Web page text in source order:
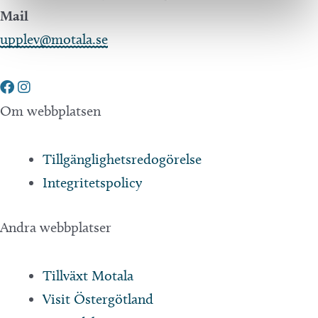
Mail
upplev@motala.se
Om webbplatsen
Tillgänglighetsredogörelse
Integritetspolicy
Andra webbplatser
Tillväxt Motala
Visit Östergötland